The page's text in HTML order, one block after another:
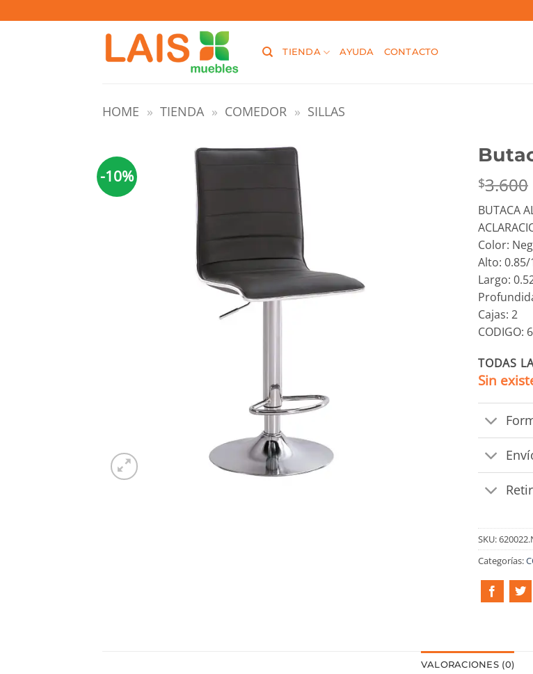
al
TIENDA AYUDA CONTACTO
HOME » TIENDA » COMEDOR » SILLAS
-10% $3.600
BUTACA
Color:
Alto: 0.85/
Largo:
Cajas: 2
CODIGO:
TODAS
Sin
SKU:
Categorías:
VALORACIONES (0)